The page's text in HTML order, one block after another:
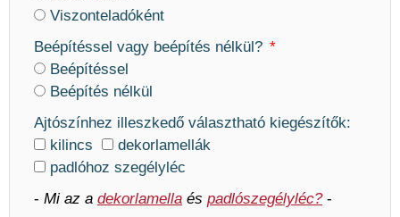
Viszonteladóként
Beépítéssel vagy beépítés nélkül?
Beépítéssel
Beépítés nélkül
Ajtószínhez illeszkedő választható kiegészítők:
kilincs
dekorlamellák
padlóhoz szegélyléc
- Mi az a dekorlamella és padlószegélyléc?-